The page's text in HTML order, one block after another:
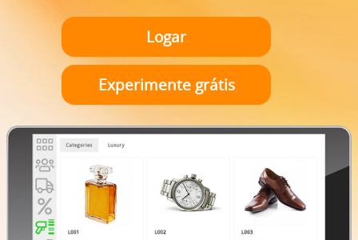
Logar
Experimente grátis